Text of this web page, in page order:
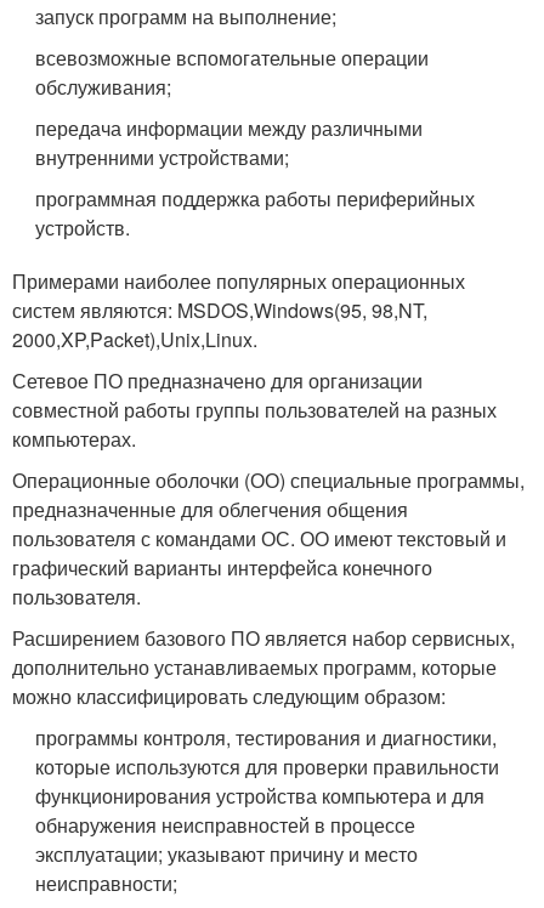
запуск программ на выполнение;
всевозможные вспомогательные операции
обслуживания;
передача информации между различными
внутренними устройствами;
программная поддержка работы периферийных
устройств.
Примерами наиболее популярных операционных
систем являются: MSDOS,Windows(95, 98,NT,
2000,XP,Packet),Unix,Linux.
Сетевое ПО предназначено для организации
совместной работы группы пользователей на разных
компьютерах.
Операционные оболочки (ОО) специальные программы,
предназначенные для облегчения общения
пользователя с командами ОС. ОО имеют текстовый и
графический варианты интерфейса конечного
пользователя.
Расширением базового ПО является набор сервисных,
дополнительно устанавливаемых программ, которые
можно классифицировать следующим образом:
программы контроля, тестирования и диагностики,
которые используются для проверки правильности
функционирования устройства компьютера и для
обнаружения неисправностей в процессе
эксплуатации; указывают причину и место
неисправности;